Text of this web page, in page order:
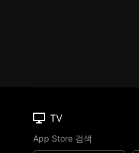
TV
App Store 검색